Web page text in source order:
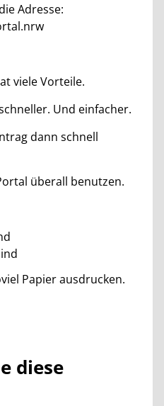
Adresse:
viele Vorteile.
Und einfacher.
dann schnell
überall benutzen.
Papier ausdrucken.
diese